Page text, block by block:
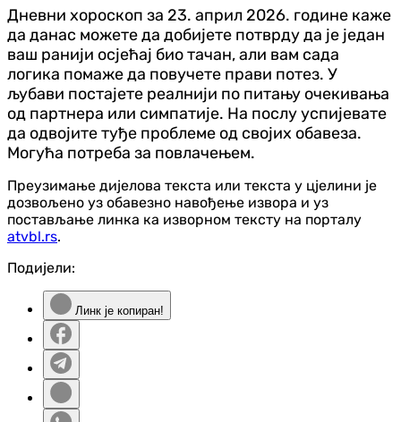
Дневни хороскоп за 23. април 2026. године каже
да данас можете да добијете потврду да је један
ваш ранији осјећај био тачан, али вам сада
логика помаже да повучете прави потез. У
љубави постајете реалнији по питању очекивања
од партнера или симпатије. На послу успијевате
да одвојите туђе проблеме од својих обавеза.
Могућа потреба за повлачењем.
Преузимање дијелова текста или текста у цјелини је
дозвољено уз обавезно навођење извора и уз
постављање линка ка изворном тексту на порталу
atvbl.rs.
Подијели:
Линк је копиран!